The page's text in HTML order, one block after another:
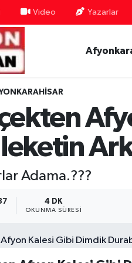
Video Yazarlar
Adama.???
4 DK
OKUNMA SÜRESI
ve Fikstür